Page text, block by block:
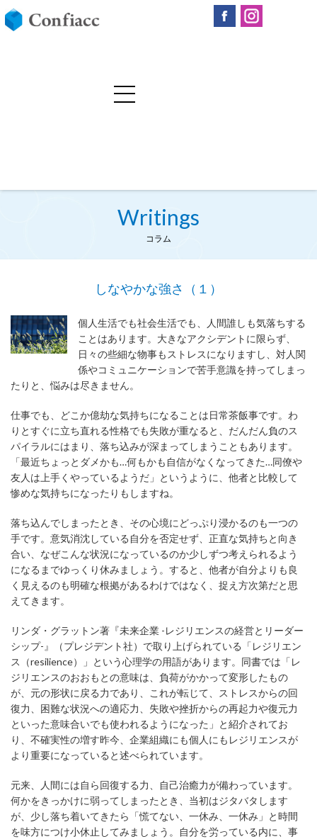
Writings
コラム
しなやかな強さ（１）
個人生活でも社会生活でも、人間誰しも気落ちする
ことはあります。大きなアクシデントに限らず、
日々の些細な物事もストレスになりますし、対人関
係やコミュニケーションで苦手意識を持ってしまっ
たりと、悩みは尽きません。
仕事でも、どこか億劫な気持ちになることは日常茶飯事です。わ
りとすぐに立ち直れる性格でも失敗が重なると、だんだん負のス
パイラルにはまり、落ち込みが深まってしまうこともあります。
「最近ちょっとダメかも…何もかも自信がなくなってきた…同僚や
友人は上手くやっているようだ」というように、他者と比較して
惨めな気持ちになったりもしますね。
落ち込んでしまったとき、その心境にどっぷり浸かるのも一つの
手です。意気消沈している自分を否定せず、正直な気持ちと向き
合い、なぜこんな状況になっているのか少しずつ考えられるよう
になるまでゆっくり休みましょう。すると、他者が自分よりも良
く見えるのも明確な根拠があるわけではなく、捉え方次第だと思
えてきます。
リンダ・グラットン著『未来企業 -レジリエンスの経営とリーダー
シップ-』（プレジデント社）で取り上げられている「レジリエン
ス（resilience）」という心理学の用語があります。同書では「レ
ジリエンスのおおもとの意味は、負荷がかかって変形したもの
が、元の形状に戻る力であり、これが転じて、ストレスからの回
復力、困難な状況への適応力、失敗や挫折からの再起力や復元力
といった意味合いでも使われるようになった」と紹介されてお
り、不確実性の増す昨今、企業組織にも個人にもレジリエンスが
より重要になっていると述べられています。
元来、人間には自ら回復する力、自己治癒力が備わっています。
何かをきっかけに弱ってしまったとき、当初はジタバタします
が、少し落ち着いてきたら「慌てない、一休み、一休み」と時間
を味方につけ小休止してみましょう。自分を労っている内に、事